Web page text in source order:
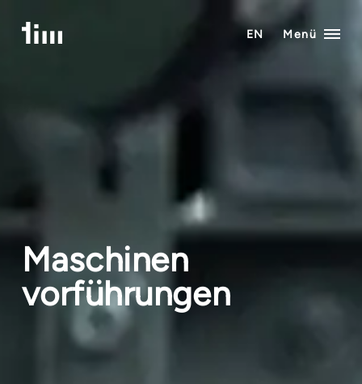
Inhalt
springen
EN Menü
Maschinen
vorführungen